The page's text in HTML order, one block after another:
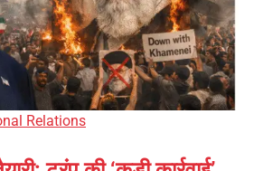
Relations